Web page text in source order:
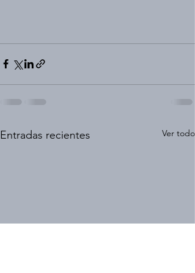
Entradas recientes Ver todo